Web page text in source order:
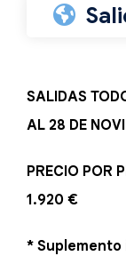
SALIDAS
AL 28 DE
PRECIO POR
1.920 €
*